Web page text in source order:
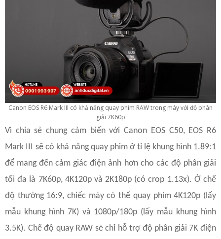
Canon EOS R6 Mark III có khả năng quay phim RAW trong máy với độ phân
giải 7K60p
Vì chia sẻ chung cảm biến với Canon EOS C50, EOS R6
Mark III sẽ có khả năng quay phim ở tỉ lệ khung hình 1.89:1
để mang đến cảm giác điện ảnh hơn cho các độ phân giải
tối đa là 7K60p, 4K120p và 2K180p (có crop 1.13x). Ở chế
độ thường 16:9, chiếc máy có thể quay phim 4K120p (lấy
mẫu khung hình 7K) và 1080p/180p (lấy mẫu khung hình
3.5K). Chế độ quay RAW sẽ chỉ hỗ trợ độ phân giải 7K điện